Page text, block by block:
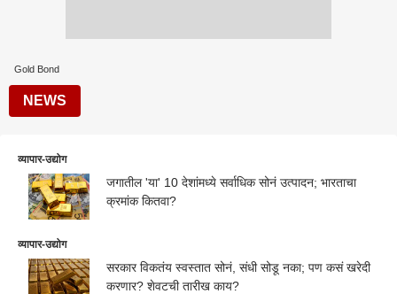
Gold Bond
NEWS
व्यापार-उद्योग
जगातील 'या' 10 देशांमध्ये सर्वाधिक सोनं उत्पादन; भारताचा
क्रमांक कितवा?
व्यापार-उद्योग
सरकार विकतंय स्वस्तात सोनं, संधी सोडू नका; पण कसं खरेदी
करणार? शेवटची तारीख काय?